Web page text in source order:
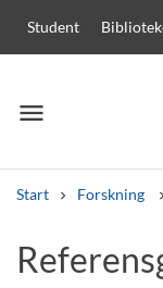
Student
menu
Meny
Start Forskning
Andra